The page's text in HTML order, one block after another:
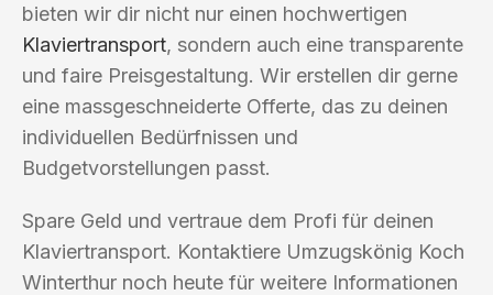
bieten wir dir nicht nur einen hochwertigen
Klaviertransport, sondern auch eine transparente
und faire Preisgestaltung. Wir erstellen dir gerne
eine massgeschneiderte Offerte, das zu deinen
individuellen Bedürfnissen und
Budgetvorstellungen passt.
Spare Geld und vertraue dem Profi für deinen
Klaviertransport. Kontaktiere Umzugskönig Koch
Winterthur noch heute für weitere Informationen